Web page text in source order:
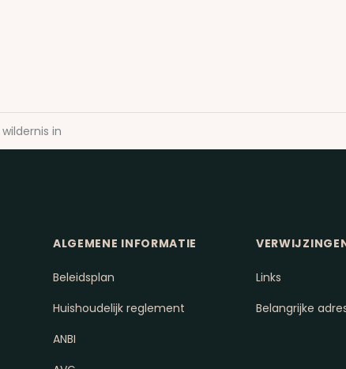
in
ALGEMENE INFORMATIE
Beleidsplan
Huishoudelijk reglement
ANBI
Links
Belangrijke